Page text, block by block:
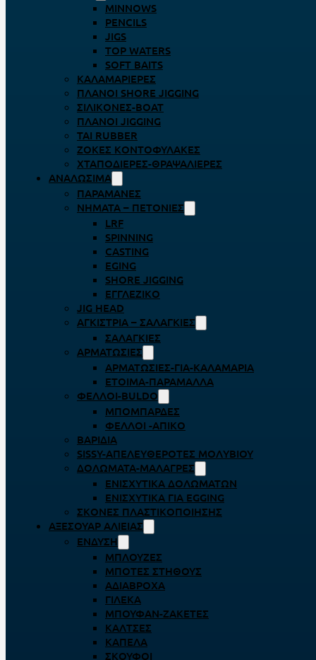
MINNOWS
PENCILS
JIGS
TOP WATERS
SOFT BAITS
ΚΑΛΑΜΑΡΙΈΡΕΣ
ΠΛΆΝΟΙ SHORE JIGGING
ΣΙΛΙΚΌΝΕΣ-BOAT
ΠΛΆΝΟΙ JIGGING
TAI RUBBER
ΖΌΚΕΣ ΚΟΝΤΟΦΎΛΑΚΕΣ
ΧΤΑΠΟΔΙΈΡΕΣ-ΘΡΑΨΑΛΙΈΡΕΣ
ΑΝΑΛΏΣΙΜΑ
ΠΑΡΑΜΆΝΕΣ
ΝΉΜΑΤΑ – ΠΕΤΟΝΙΈΣ
LRF
SPINNING
CASTING
EGING
SHORE JIGGING
ΕΓΓΛΈΖΙΚΟ
JIG HEAD
ΑΓΚΊΣΤΡΙΑ – ΣΑΛΑΓΚΙΈΣ
ΣΑΛΑΓΚΙΈΣ
ΑΡΜΑΤΩΣΙΈΣ
ΑΡΜΑΤΩΣΙΈΣ-ΓΙΑ-ΚΑΛΑΜΆΡΙΑ
ΈΤΟΙΜΑ-ΠΑΡΆΜΑΛΛΑ
ΦΕΛΛΟΊ-BULDO
ΜΠΟΜΠΆΡΔΕΣ
ΦΕΛΛΟΊ -ΑΠΊΚΟ
ΒΑΡΊΔΙΑ
SISSY-ΑΠΕΛΕΥΘΕΡΟΤΈΣ ΜΟΛΥΒΙΟΎ
ΔΟΛΏΜΑΤΑ-ΜΑΛΆΓΡΕΣ
ΕΝΙΣΧΥΤΙΚΆ ΔΟΛΩΜΆΤΩΝ
ΕΝΙΣΧΥΤΙΚΆ ΓΙΑ EGGING
ΣΚΌΝΕΣ ΠΛΑΣΤΙΚΟΠΟΊΗΣΗΣ
ΑΞΕΣΟΥΆΡ ΑΛΙΕΊΑΣ
ΈΝΔΥΣΗ
ΜΠΛΟΎΖΕΣ
ΜΠΌΤΕΣ ΣΤΉΘΟΥΣ
ΑΔΙΆΒΡΟΧΑ
ΓΙΛΈΚΑ
ΜΠΟΥΦΆΝ-ΖΑΚΈΤΕΣ
ΚΆΛΤΣΕΣ
ΚΑΠΈΛΑ
ΣΚΟΎΦΟΙ